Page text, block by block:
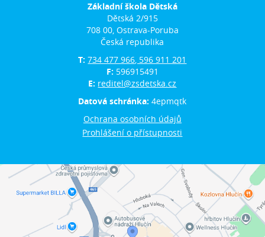
Základní škola Dětská
Dětská 2/915
708 00, Ostrava-Poruba
Česká republika
T:734 477 966, 596 911 201
F: 596915491
E: reditel@zsdetska.cz
Datová schránka:4epmqtk
Ochrana osobních údajů
Prohlášení o přístupnosti